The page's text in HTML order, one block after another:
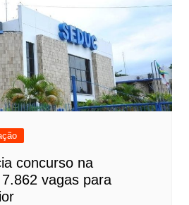
concurso na
vagas para